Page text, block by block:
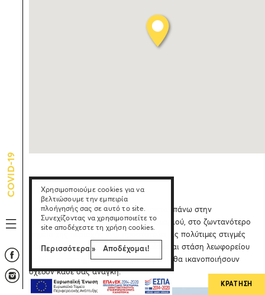
Αποδέχομαι!
Χρησιμοποιούμε cookies για να
βελτιώσουμε την εμπειρία
πλοήγησής σας σε αυτό το site.
Συνεχίζοντας να χρησιμοποιείτε το
site αποδέχεστε τη χρήση cookies.
Περισσότερα »
COVID-19 Τοποθεσία
Το ξενοδοχείο Kamari Beach βρίσκεται πάνω στην
εντυπωσιακή μαύρη παραλία του Καμαριού, στο ζωντανότερο
σημείο της περιοχής ενώ προστατεύει τις πολύτιμες στιγμές
των διακοπών σας. Πολύ κοντά βρίσκεται στάση λεωφορείου
καθώς καταστήματα και υπηρεσίες που θα ικανοποιήσουν
σχεδόν κάθε σας ανάγκη.
ΚΡΑΤΗΣΗ